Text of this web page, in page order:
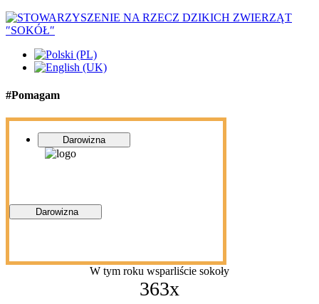
#Pomagam
Darowizna
Darowizna
W tym roku wsparliście sokoły
363x